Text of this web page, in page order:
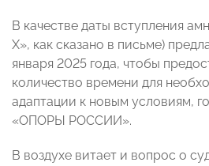
В качестве даты вступления
Х», как сказано в письме)
января 2025 года, чтобы
количество времени для
адаптации к новым условиям,
«ОПОРЫ РОССИИ».
В воздухе витает и вопрос о